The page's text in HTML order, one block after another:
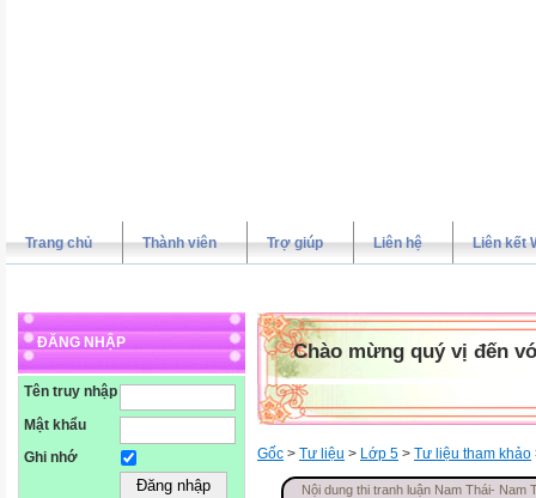
Trang chủ Thành viên Trợ giúp Liên hệ Liên kết
ĐĂNG NHẬP
Tên truy nhập
Mật khẩu
Ghi nhớ
Chào mừng quý vị đến
Gốc > Tư liệu > Lớp 5 > Tư liệu tham khảo
Nội dung thi tranh luận Nam Thái- Nam